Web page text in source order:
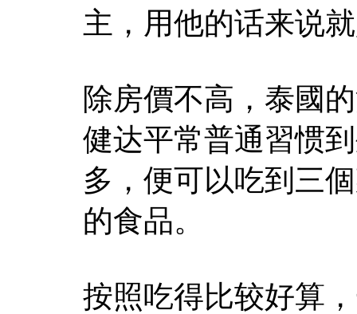
主，用他的话来说
除房價不高，泰國
健达平常普通習惯
多，便可以吃到三
的食品。
按照吃得比较好算